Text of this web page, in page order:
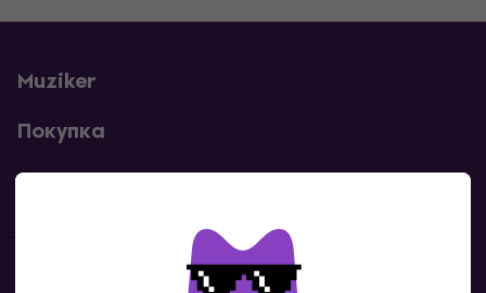
Muziker
Покупка
Полезни линкове
Контакти